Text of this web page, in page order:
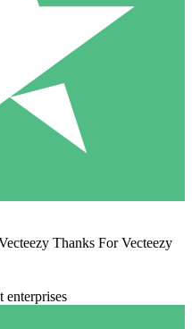
Thanks For Vecteezy
enterprises